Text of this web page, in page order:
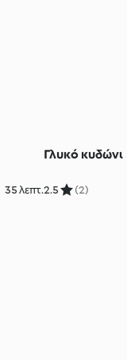
35 λεπτ.
Γλυκό κυδώνι
2.5 (2)